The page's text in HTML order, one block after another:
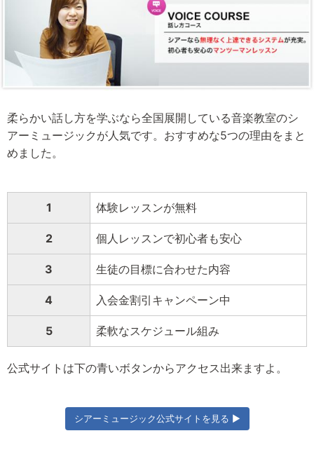
柔らかい話し方を学ぶなら全国展開している音楽教室のシ
アーミュージックが人気です。おすすめな5つの理由をまと
めました。
1 体験レッスンが無料
2 個人レッスンで初心者も安心
3 生徒の目標に合わせた内容
4 入会金割引キャンペーン中
5 柔軟なスケジュール組み
公式サイトは下の青いボタンからアクセス出来ますよ。
シアーミュージック公式サイトを見る ▶